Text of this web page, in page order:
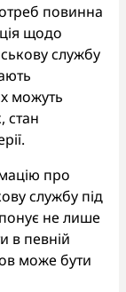
повинна
щодо
службу
можуть
стан
про
службу під
не лише
в певній
може бути